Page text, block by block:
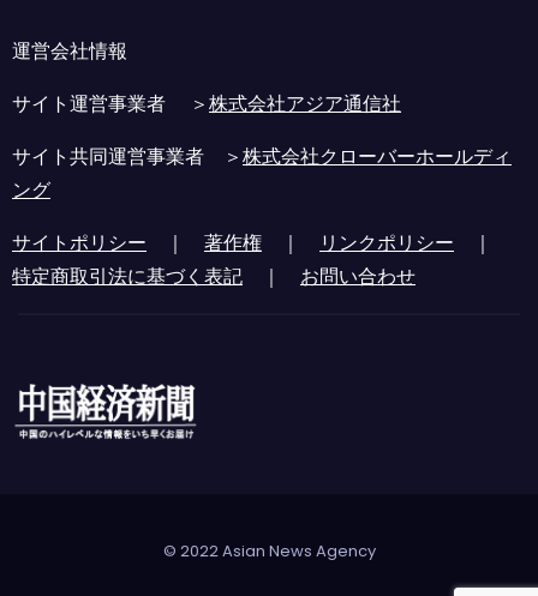
運営会社情報
サイト運営事業者 ＞株式会社アジア通信社
サイト共同運営事業者 ＞株式会社クローバーホールディ
ング
サイトポリシー ｜ 著作権 ｜ リンクポリシー ｜
特定商取引法に基づく表記 ｜ お問い合わせ
© 2022 Asian News Agency